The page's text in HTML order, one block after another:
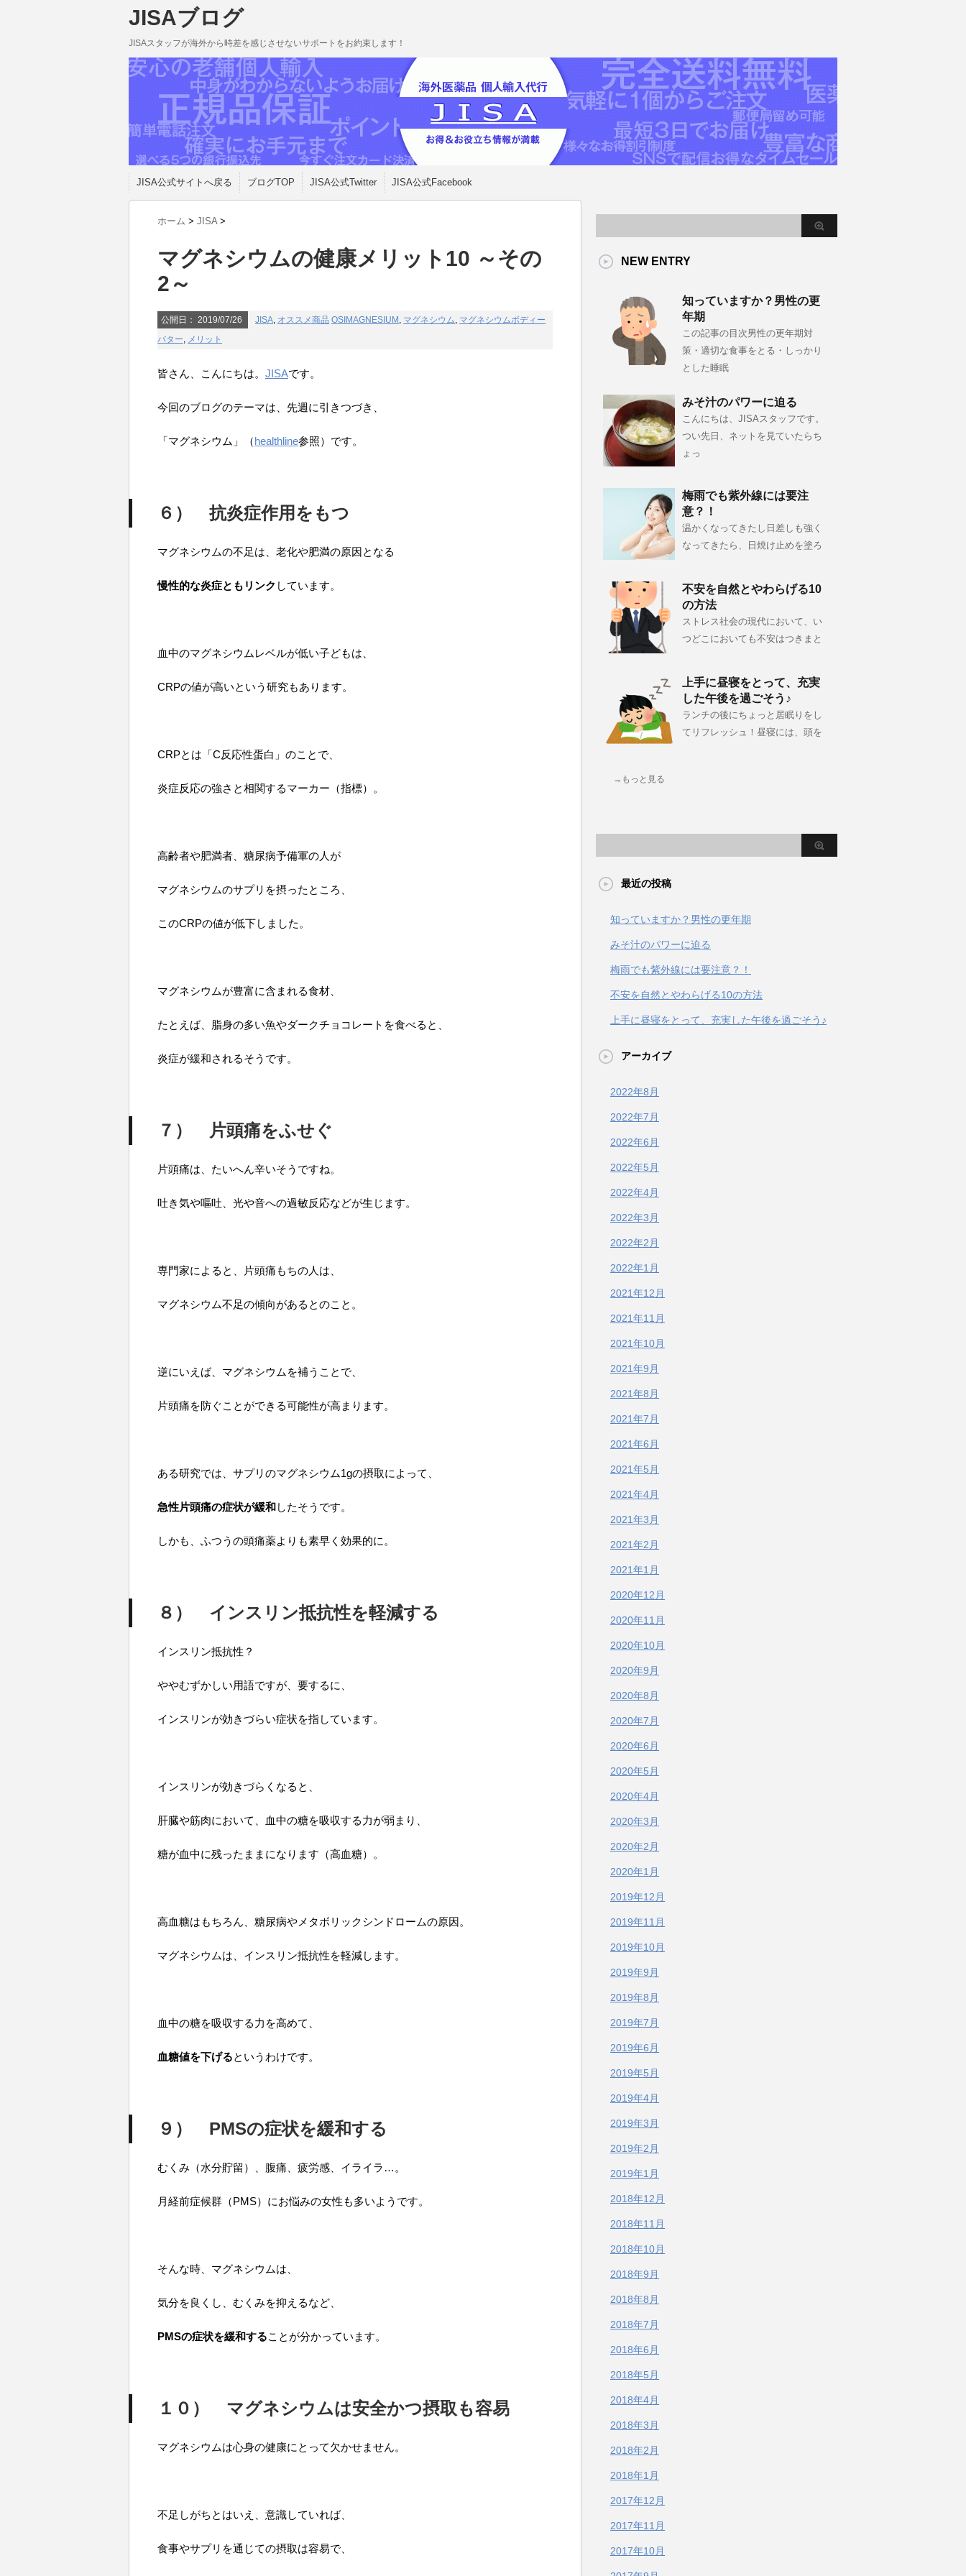
JISAブログ
JISAスタッフが海外から時差を感じさせないサポートをお約束します！
JISA公式サイトへ戻る ブログTOP JISA公式Twitter JISA公式Facebook
ホーム > JISA >
マグネシウムの健康メリット10 ～その
2～
公開日： 2019/07/26 JISA, オススメ商品 OSIMAGNESIUM , マグネシウム, マグネシウムボディー
バター, メリット
皆さん、こんにちは。 JISAです。
今回のブログのテーマは、先週に引きつづき、
「マグネシウム」（healthline参照）です。
６） 抗炎症作用をもつ
マグネシウムの不足は、老化や肥満の原因となる
慢性的な炎症ともリンク しています。
血中のマグネシウムレベルが低い子どもは、
CRPの値が高いという研究もあります。
CRPとは「C反応性蛋白」のことで、
炎症反応の強さと相関するマーカー（指標）。
高齢者や肥満者、糖尿病予備軍の人が
マグネシウムのサプリを摂ったところ、
このCRPの値が低下しました。
マグネシウムが豊富に含まれる食材、
たとえば、脂身の多い魚やダークチョコレートを食べると、
炎症が緩和されるそうです。
７ ） 片頭痛をふせぐ
片頭痛は、たいへん辛いそうですね。
吐き気や嘔吐、光や音への過敏反応などが生じます。
専門家によると、片頭痛もちの人は、
マグネシウム不足の傾向があるとのこと。
逆にいえば、マグネシウムを補うことで、
片頭痛を防ぐことができる可能性が高まります。
ある研究では、サプリのマグネシウム1gの摂取によって、
急性片頭痛の症状が緩和したそうです。
しかも、ふつうの頭痛薬よりも素早く効果的に。
８ ） インスリン抵抗性を軽減する
インスリン抵抗性？
ややむずかしい用語ですが、要するに、
インスリンが効きづらい症状を指しています。
インスリンが効きづらくなると、
肝臓や筋肉において、血中の糖を吸収する力が弱まり、
糖が血中に残ったままになります（高血糖）。
高血糖はもちろん、糖尿病やメタボリックシンドロームの原因。
マグネシウムは、インスリン抵抗性を軽減します。
血中の糖を吸収する力を高めて、
血糖値を下げるというわけです。
９） PMSの症状を緩和する
むくみ（水分貯留）、腹痛、疲労感、イライラ…。
月経前症候群（PMS）にお悩みの女性も多いようです。
そんな時、マグネシウムは、
気分を良くし、むくみを抑えるなど、
PMSの症状を緩和することが分かっています。
１０ ） マグネシウムは安全かつ摂取も容易
マグネシウムは心身の健康にとって欠かせません。
不足しがちとはいえ、意識していれば、
食事やサプリを通じての摂取は容易で、
NEW ENTRY
知っていますか？男性の更
年期
この記事の目次男性の更年期対
策・適切な食事をとる・しっかり
とした睡眠
みそ汁のパワーに迫る
こんにちは、JISAスタッフです。
つい先日、ネットを見ていたらち
ょっ
梅雨でも紫外線には要注
意？！
温かくなってきたし日差しも強く
なってきたら、日焼け止めを塗ろ
不安を自然とやわらげる10
の方法
ストレス社会の現代において、い
つどこにおいても不安はつきまと
上手に昼寝をとって、充実
した午後を過ごそう♪
ランチの後にちょっと居眠りをし
てリフレッシュ！昼寝には、頭を
→もっと見る
最近の投稿
知っていますか？男性の更年期
みそ汁のパワーに迫る
梅雨でも紫外線には要注意？！
不安を自然とやわらげる10の方法
上手に昼寝をとって、充実した午後を過ごそう♪
アーカイブ
2022年8月
2022年7月
2022年6月
2022年5月
2022年4月
2022年3月
2022年2月
2022年1月
2021年12月
2021年11月
2021年10月
2021年9月
2021年8月
2021年7月
2021年6月
2021年5月
2021年4月
2021年3月
2021年2月
2021年1月
2020年12月
2020年11月
2020年10月
2020年9月
2020年8月
2020年7月
2020年6月
2020年5月
2020年4月
2020年3月
2020年2月
2020年1月
2019年12月
2019年11月
2019年10月
2019年9月
2019年8月
2019年7月
2019年6月
2019年5月
2019年4月
2019年3月
2019年2月
2019年1月
2018年12月
2018年11月
2018年10月
2018年9月
2018年8月
2018年7月
2018年6月
2018年5月
2018年4月
2018年3月
2018年2月
2018年1月
2017年12月
2017年11月
2017年10月